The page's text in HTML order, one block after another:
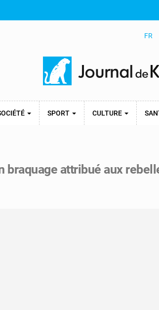
FR
SPORT CULTURE
braquage attribué aux